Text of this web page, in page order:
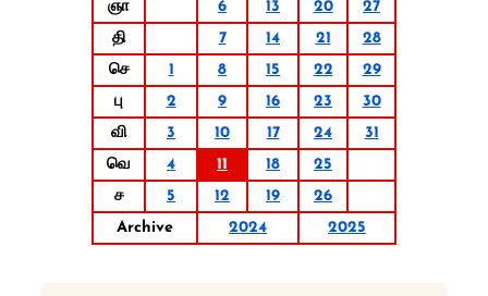
ஞா
6 13 20
27
தி
7 14 21
28
செ
1 8 15 22
29
பு
2 9 16 23
30
வி
3 10 17 24
31
வெ
4 11 18
25
ச
5 12 19
26
Archive
2024 2025